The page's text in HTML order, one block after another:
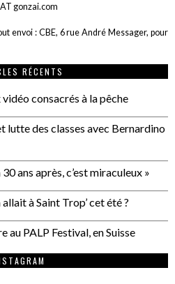
gonzai.com
envoi : CBE, 6 rue André Messager, pour
RÉCENTS
consacrés à la pêche
lutte des classes avec Bernardino
ans après, c’est miraculeux »
à Saint Trop’ cet été ?
au PALP Festival, en Suisse